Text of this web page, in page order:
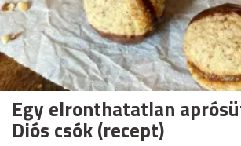
Egy elronthatatlan
Diós csók (recept)